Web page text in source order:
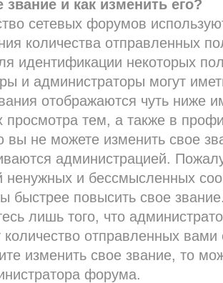
звание и как изменить его?
сетевых форумов
количества отправленных
идентификации некоторых
и администраторы могут
отображаются чуть ниже
просмотра тем, а также в
не можете изменить свое
администрацией.
ненужных и бессмысленных
быстрее повысить свое
лишь того, что
отправленных
изменить свое звание, то
форума.